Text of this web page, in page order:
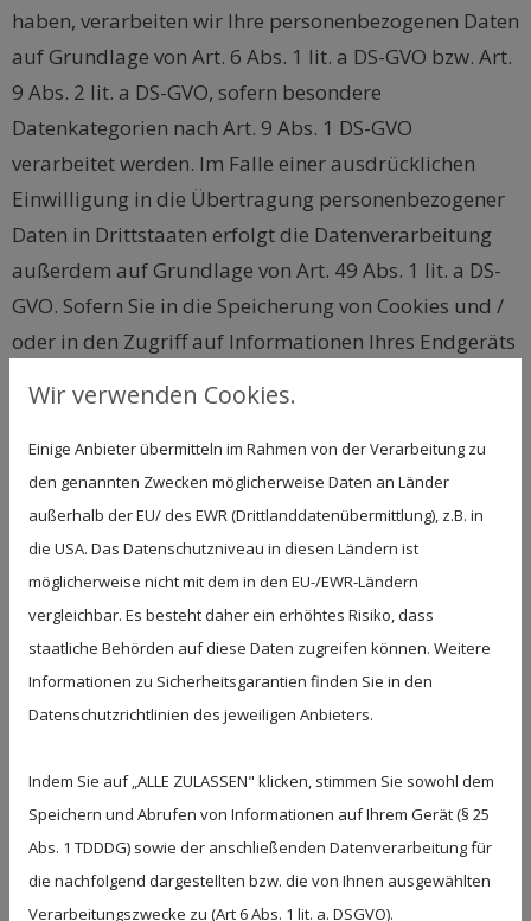
haben, verarbeiten wir Ihre personenbezogenen Daten
auf Grundlage von Art. 6 Abs. 1 lit. a DS-GVO bzw. Art.
9 Abs. 2 lit. a DS-GVO, sofern besondere
Datenkategorien nach Art. 9 Abs. 1 DS-GVO
verarbeitet werden. Im Falle einer ausdrücklichen
Einwilligung in die Übertragung personenbezogener
Daten in Drittstaaten erfolgt die Datenverarbeitung
außerdem auf Grundlage von Art. 49 Abs. 1 lit. a DS-
GVO. Sofern Sie in die Speicherung von Cookies und /
oder in den Zugriff auf Informationen Ihres Endgeräts
erfolgt die Datenverarbeitung zusätzlich auf
Grundlage von § 25 Abs. 1 TDDDG. Die jeweilige
Einwilligung ist jederzeit widerrufbar. Sind Ihre Daten
zur Vertragserfüllung oder zur Durchführung
vorvertraglicher Maßnahmen erforderlich,
verarbeiten wir Ihre Daten auf Grundlage des Art. 6
Abs. 1 lit. b DS-GVO. Des Weiteren verarbeiten wir Ihre
Daten, sofern diese zur Erfüllung einer rechtlichen
Verpflichtung erforderlich sind, auf Grundlage von
Art. 6 Abs. 1 lit. c DS-GVO. Die Datenverarbeitung kann
ferner auf Grundlage unseres berechtigten Interesses
nach Art. 6 Abs. 1 lit. f DS-GVO erfolgen. Über die
jeweils im Einzelfall einschlägigen Rechtsgrundlagen
wird in den folgenden Absätzen dieser
Datenschutzerklärung informiert.
Wir verwenden Cookies.
Einige Anbieter übermitteln im Rahmen von der Verarbeitung zu
den genannten Zwecken möglicherweise Daten an Länder
außerhalb der EU/ des EWR (Drittlanddatenübermittlung), z.B. in
die USA. Das Datenschutzniveau in diesen Ländern ist
möglicherweise nicht mit dem in den EU-/EWR-Ländern
vergleichbar. Es besteht daher ein erhöhtes Risiko, dass
staatliche Behörden auf diese Daten zugreifen können. Weitere
Informationen zu Sicherheitsgarantien finden Sie in den
Datenschutzrichtlinien des jeweiligen Anbieters.
Indem Sie auf „ALLE ZULASSEN" klicken, stimmen Sie sowohl dem
Speichern und Abrufen von Informationen auf Ihrem Gerät (§ 25
Abs. 1 TDDDG) sowie der anschließenden Datenverarbeitung für
die nachfolgend dargestellten bzw. die von Ihnen ausgewählten
Verarbeitungszwecke zu (Art 6 Abs. 1 lit. a. DSGVO).